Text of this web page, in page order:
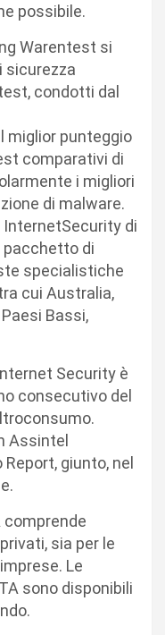
possibile.
Warentest si
sicurezza
condotti dal
miglior punteggio
comparativi di
i migliori
di malware.
InternetSecurity di
pacchetto di
specialistiche
cui Australia,
Bassi,
Security è
consecutivo del
Assintel
giunto, nel
comprende
sia per le
Le
sono disponibili